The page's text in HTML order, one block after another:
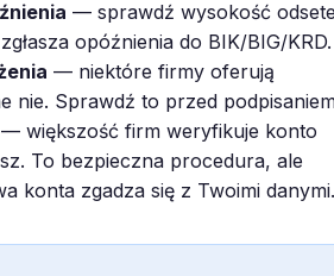
— sprawdź wysokość
opóźnienia do BIK/BIG/KRD.
— niektóre firmy oferują
nie. Sprawdź to przed
— większość firm weryfikuje konto
To bezpieczna procedura, ale
konta zgadza się z Twoimi danymi.